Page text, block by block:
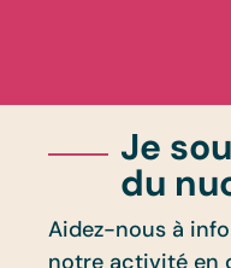
Je
du
Aidez-nous à
notre activité en